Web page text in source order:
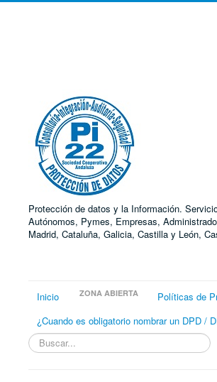
Protección de datos y la Información.
Autónomos, Pymes, Empresas,
Madrid, Cataluña, Galicia, Castilla y León,
Inicio ZONA ABIERTA Políticas de
¿Cuando es obligatorio nombrar un DPD /
Buscar...